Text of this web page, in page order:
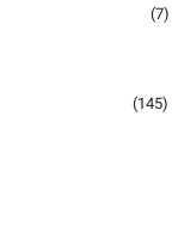
(7)
(145)